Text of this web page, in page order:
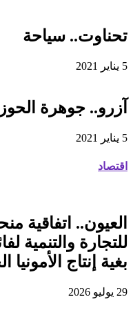
تحناوت.. سياحة
5 يناير 2021
آزرو.. جوهرة الحوز
5 يناير 2021
اقتصاد
العيون.. اتفاقية
بغية إنتاج الأمونيا
29 يوليو 2026